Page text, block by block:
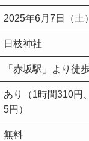
2025年6月7日（土
日枝神社
「赤坂駅」より徒
あり（1時間310円
5円）
無料